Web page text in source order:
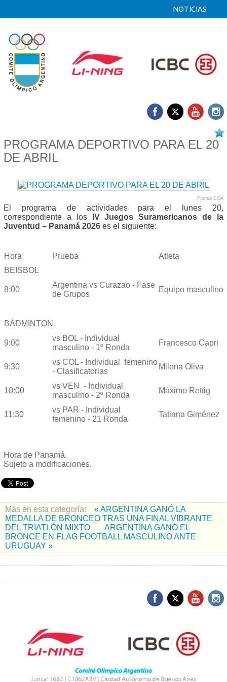
NOTICIAS
PROGRAMA DEPORTIVO PARA EL 20
DE ABRIL
Prensa COA
El programa de actividades para el lunes 20,
correspondiente a los
IV Juegos Suramericanos de la
Juventud – Panamá 2026 es el siguiente:
Hora Prueba
Atleta
BEISBOL
8:00
Argentina vs Curazao - Fase
de Grupos
Equipo masculino
BÁDMINTON
9:00
vs BOL - Individual
masculino - 1º Ronda
Francesco Capri
9:30
vs COL - Individual femenino
- Clasificatorias
Milena Oliva
10:00
vs VEN - Individual
masculino - 2º Ronda
Màximo Rettig
11:30
vs PAR - Individual
femenino - 21 Ronda
Tatiana Giménez
Hora de Panamá.
Sujeto a modificaciones.
Más en esta categoría:
« ARGENTINA GANÓ LA
MEDALLA DE BRONCEO TRAS UNA FINAL VIBRANTE
DEL TRIATLÓN MIXTO
ARGENTINA GANÓ EL
BRONCE EN FLAG FOOTBALL MASCULINO ANTE
URUGUAY »